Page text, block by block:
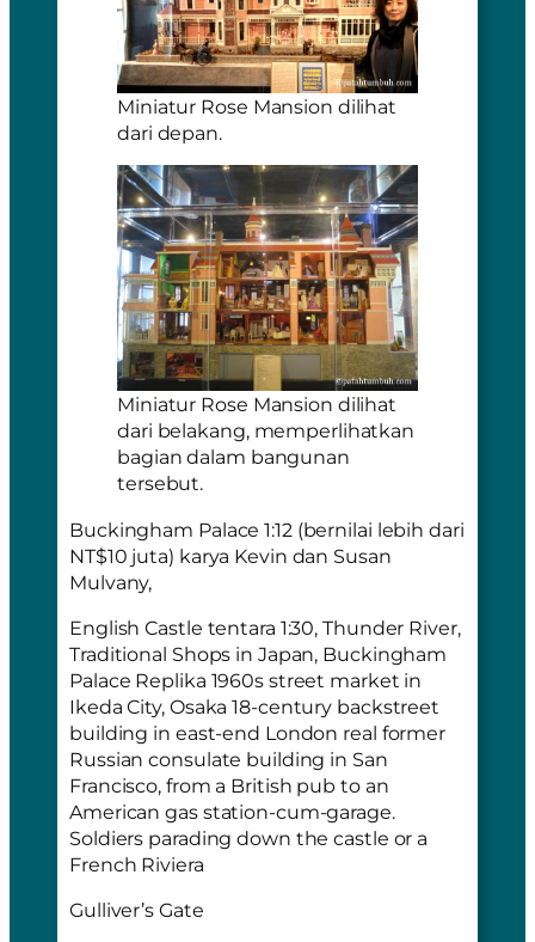
Miniatur Rose Mansion dilihat
dari depan.
Miniatur Rose Mansion dilihat
dari belakang, memperlihatkan
bagian dalam bangunan
tersebut.
Buckingham Palace 1:12 (bernilai lebih dari
NT$10 juta) karya Kevin dan Susan
Mulvany,
English Castle tentara 1:30, Thunder River,
Traditional Shops in Japan, Buckingham
Palace Replika 1960s street market in
Ikeda City, Osaka 18-century backstreet
building in east-end London real former
Russian consulate building in San
Francisco, from a British pub to an
American gas station-cum-garage.
Soldiers parading down the castle or a
French Riviera
Gulliver’s Gate